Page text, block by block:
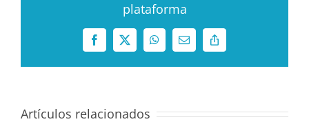
plataforma
Facebook
X WhatsAppCorreoCopy
Artículos relacionados